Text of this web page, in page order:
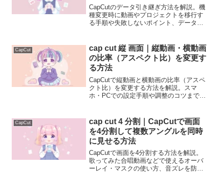
CapCutのデータ引き継ぎ方法を解説。機
種変更時に動画やプロジェクトを移行す
る手順や失敗しないポイント、データが
CapCut
cap cut 縦 画面｜縦動画・横動画
の比率（アスペクト比）を変更す
る方法
CapCutで縦動画と横動画の比率（アスペ
クト比）を変更する方法を解説。スマ
ホ・PCでの設定手順や調整のコツまで分
CapCut
cap cut 4 分割｜CapCutで画面
を4分割して複数アングルを同時
に見せる方法
CapCutで画面を4分割する方法を解説。
歌ってみた合唱動画などで使えるオーバ
ーレイ・マスクの使い方、音ズレを防ぐ